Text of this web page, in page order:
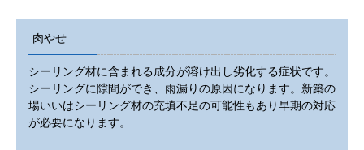
肉やせ
シーリング材に含まれる成分が溶け出し劣化する症状です。
シーリングに隙間ができ、雨漏りの原因になります。新築の
場いいはシーリング材の充填不足の可能性もあり早期の対応
が必要になります。